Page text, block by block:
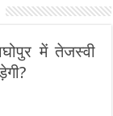
में तेजस्वी